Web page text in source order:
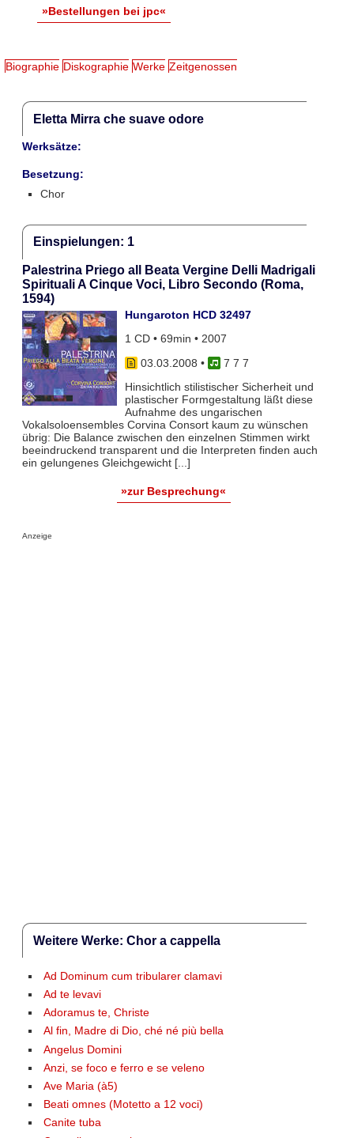
»Bestellungen bei jpc«
Biographie Diskographie Werke Zeitgenossen
Eletta Mirra che suave odore
Werksätze:
Besetzung:
Chor
Einspielungen: 1
Palestrina Priego all Beata Vergine Delli Madrigali
Spirituali A Cinque Voci, Libro Secondo (Roma,
1594)
Hungaroton HCD 32497
1 CD • 69min • 2007
03.03.2008 •
7 7 7
Hinsichtlich stilistischer Sicherheit und
plastischer Formgestaltung läßt diese
Aufnahme des ungarischen
Vokalsoloensembles Corvina Consort kaum zu wünschen
übrig: Die Balance zwischen den einzelnen Stimmen wirkt
beeindruckend transparent und die Interpreten finden auch
ein gelungenes Gleichgewicht [...]
»zur Besprechung«
Anzeige
Weitere Werke: Chor a cappella
Ad Dominum cum tribularer clamavi
Ad te levavi
Adoramus te, Christe
Al fin, Madre di Dio, ché né più bella
Angelus Domini
Anzi, se foco e ferro e se veleno
Ave Maria (à5)
Beati omnes (Motetto a 12 voci)
Canite tuba